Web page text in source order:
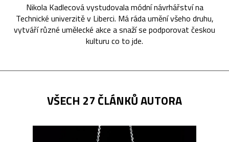
Nikola Kadlecová vystudovala módní návrhářství na
Technické univerzitě v Liberci. Má ráda umění všeho druhu,
vytváří různé umělecké akce a snaží se podporovat českou
kulturu co to jde.
VŠECH 27 ČLÁNKŮ AUTORA